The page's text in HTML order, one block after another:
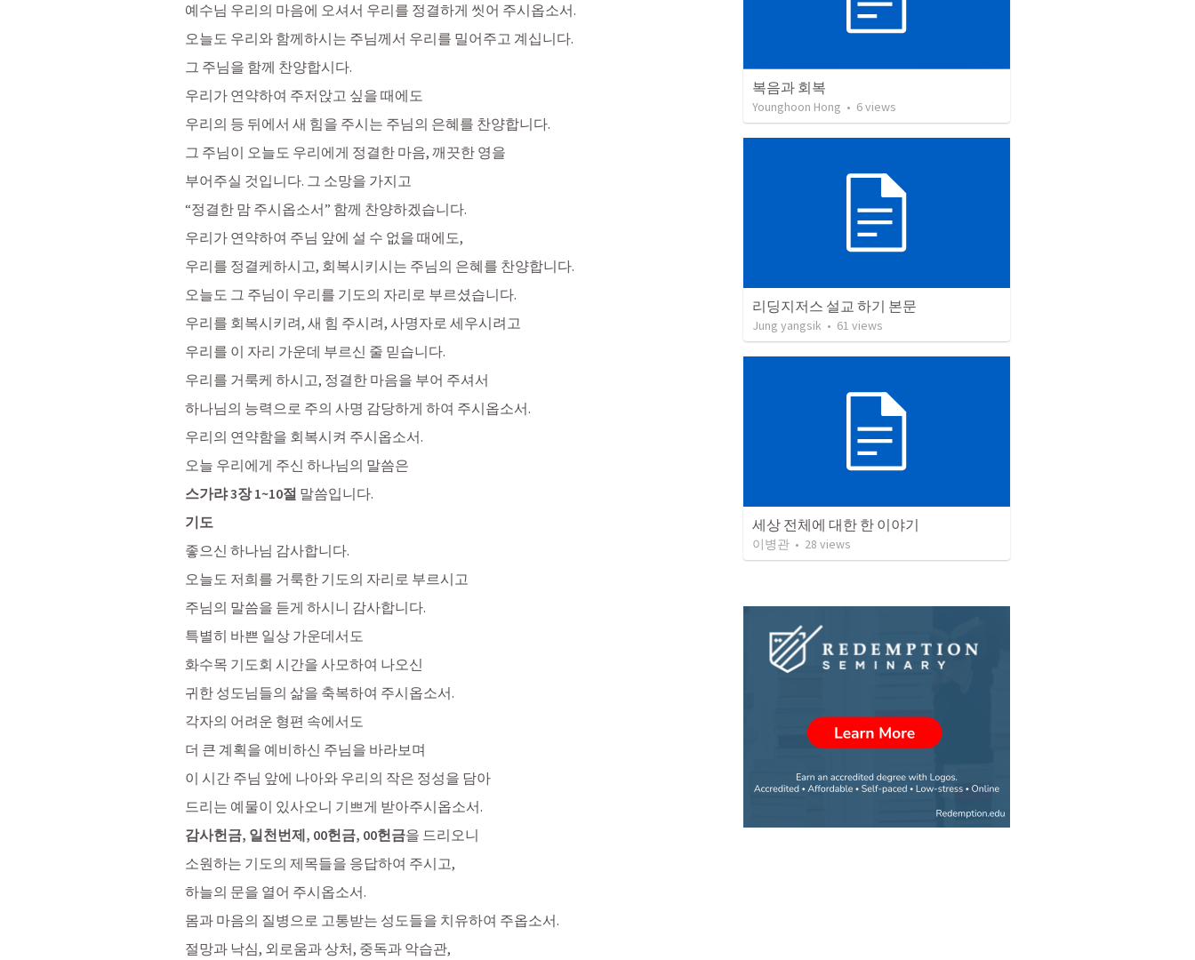
예수님 우리의 마음에 오셔서 우리를 정결하게 씻어 주시옵소서.
오늘도 우리와 함께하시는 주님께서 우리를 밀어주고 계십니다.
그 주님을 함께 찬양합시다.
우리가 연약하여 주저앉고 싶을 때에도
우리의 등 뒤에서 새 힘을 주시는 주님의 은혜를 찬양합니다.
그 주님이 오늘도 우리에게 정결한 마음, 깨끗한 영을
부어주실 것입니다. 그 소망을 가지고
“정결한 맘 주시옵소서” 함께 찬양하겠습니다.
우리가 연약하여 주님 앞에 설 수 없을 때에도,
우리를 정결케하시고, 회복시키시는 주님의 은혜를 찬양합니다.
오늘도 그 주님이 우리를 기도의 자리로 부르셨습니다.
우리를 회복시키려, 새 힘 주시려, 사명자로 세우시려고
우리를 이 자리 가운데 부르신 줄 믿습니다.
우리를 거룩케 하시고, 정결한 마음을 부어 주셔서
하나님의 능력으로 주의 사명 감당하게 하여 주시옵소서.
우리의 연약함을 회복시켜 주시옵소서.
오늘 우리에게 주신 하나님의 말씀은
스가랴 3장 1~10절 말씀입니다.
기도
좋으신 하나님 감사합니다.
오늘도 저희를 거룩한 기도의 자리로 부르시고
주님의 말씀을 듣게 하시니 감사합니다.
특별히 바쁜 일상 가운데서도
화수목 기도회 시간을 사모하여 나오신
귀한 성도님들의 삶을 축복하여 주시옵소서.
각자의 어려운 형편 속에서도
더 큰 계획을 예비하신 주님을 바라보며
이 시간 주님 앞에 나아와 우리의 작은 정성을 담아
드리는 예물이 있사오니 기쁘게 받아주시옵소서.
감사헌금, 일천번제, 00헌금, 00헌금을 드리오니
소원하는 기도의 제목들을 응답하여 주시고,
하늘의 문을 열어 주시옵소서.
몸과 마음의 질병으로 고통받는 성도들을 치유하여 주옵소서.
절망과 낙심, 외로움과 상처, 중독과 악습관,
복음과 회복
Younghoon Hong • 6views
리딩지저스 설교 하기 본문
Jung yangsik • 61 views
세상 전체에 대한 한 이야기
이병관 • 28 views